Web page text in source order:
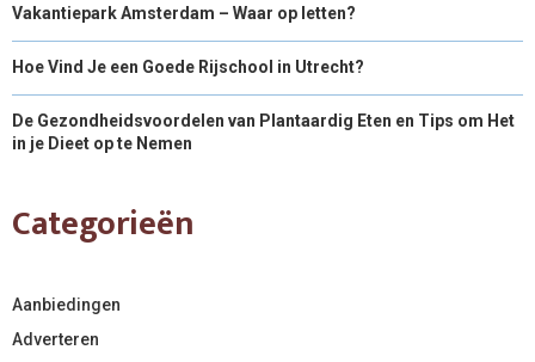
Vakantiepark Amsterdam – Waar op letten?
Hoe Vind Je een Goede Rijschool in Utrecht?
De Gezondheidsvoordelen van Plantaardig Eten en Tips om Het
in je Dieet op te Nemen
Categorieën
Aanbiedingen
Adverteren